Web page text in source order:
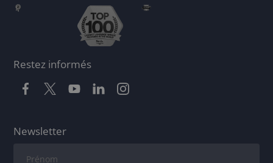
Restez informés
Newsletter